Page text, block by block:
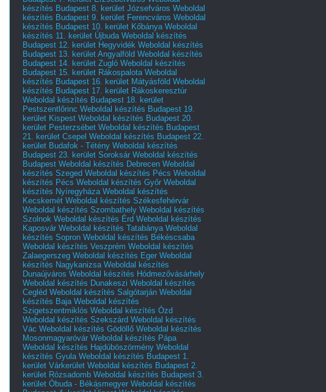
készítés Budapest 8. kerület Józsefváros Weboldal
készítés Budapest 9. kerület Ferencváros Weboldal
készítés Budapest 10. kerület Kőbánya Weboldal
készítés 11. kerület Újbuda Weboldal készítés
Budapest 12. kerület Hegyvidék Weboldal készítés
Budapest 13. kerület Angyalföld Weboldal készítés
Budapest 14. kerület Zugló Weboldal készítés
Budapest 15. kerület Rákospalota Weboldal
készítés Budapest 16. kerület Mátyásföld Weboldal
készítés Budapest 17. kerület Rákoskeresztúr
Weboldal készítés Budapest 18. kerület
Pestszentlőrinc Weboldal készítés Budapest 19.
kerület Kispest Weboldal készítés Budapest 20.
kerület Pesterzsébet Weboldal készítés Budapest
21. kerület Csepel Weboldal készítés Budapest 22.
kerület Budafok - Tétény Weboldal készítés
Budapest 23. kerület Soroksár Weboldal készítés
Budapest Weboldal készítés Debrecen Weboldal
készítés Szeged Weboldal készítés Pécs Weboldal
készítés Pécs Weboldal készítés Győr Weboldal
készítés Nyíregyháza Weboldal készítés
Kecskemét Weboldal készítés Székesfehérvár
Weboldal készítés Szombathely Weboldal készítés
Szolnok Weboldal készítés Érd Weboldal készítés
Kaposvár Weboldal készítés Tatabánya Weboldal
készítés Sopron Weboldal készítés Békéscsaba
Weboldal készítés Veszprém Weboldal készítés
Zalaegerszeg Weboldal készítés Eger Weboldal
készítés Nagykanizsa Weboldal készítés
Dunaújváros Weboldal készítés Hódmezővásárhely
Weboldal készítés Dunakeszi Weboldal készítés
Cegléd Weboldal készítés Salgótarján Weboldal
készítés Baja Weboldal készítés
Szigetszentmiklós Weboldal készítés Ózd
Weboldal készítés Szekszárd Weboldal készítés
Vác Weboldal készítés Gödöllő Weboldal készítés
Mosonmagyaróvár Weboldal készítés Pápa
Weboldal készítés Hajdúböszörmény Weboldal
készítés Gyula Weboldal készítés Budapest 1.
kerület Várkerület Weboldal készítés Budapest 2.
kerület Rózsadomb Weboldal készítés Budapest 3.
kerület Óbuda - Békásmegyer Weboldal készítés